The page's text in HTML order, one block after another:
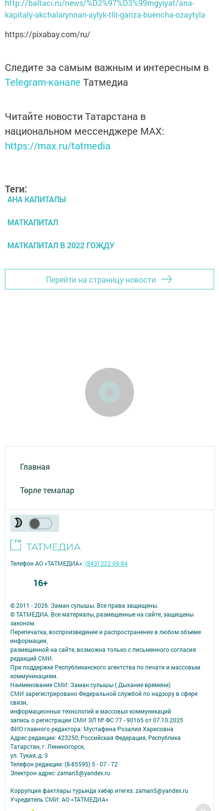
http://baltaci.ru/news/%D2%97%D3%99mgyiyat/ana-
kapitaly-akchalarynnan-aylyk-tllr-gariza-buencha-ozaytyla
https://pixabay.com/ru/
Следите за самым важным и интересным в
Telegram-канале Татмедиа
Читайте новости Татарстана в
национальном мессенджере MАХ:
https://max.ru/tatmedia
Теги:
АНА КАПИТАЛЫ
МАТКАПИТАЛ
МАТКАПИТАЛ В 2022 ГОҖДУ
Перейти на страницу новости
Главная
Төрле темалар
© 2011 - 2026. Заман сулышы. Все права защищены.
© ТАТМЕДИА. Все материалы, размещенные на сайте, защищены
законом.
Перепечатка, воспроизведение и распространение в любом объеме
информации,
размещенной на сайте, возможна только с письменного согласия
редакций СМИ.
При поддержке Республиканского агентства по печати и массовым
коммуникациям.
Наименование СМИ: Заман сулышы ( Дыхание времени)
СМИ зарегистрировано Федеральной службой по надзору в сфере
связи,
информационных технологий и массовых коммуникаций
запись о регистрации СМИ ЭЛ № ФС 77 - 90165 от 07.10.2025
ФИО главного редактора: Мустафина Розалия Харисовна
Адрес редакции: 423250, Российская Федерация, Республика
Татарстан, г. Лениногорск,
ул. Тукая, д. 3
Телефон редакции: (8-85595) 5 - 07 - 72
Электрон адрес: zaman5@yandex.ru
Коррупция фактлары турында хәбәр итегез: zaman5@yandex.ru
Учредитель СМИ: АО «ТАТМЕДИА»
Телефон АО «ТАТМЕДИА»:(843) 222 09 84
16+